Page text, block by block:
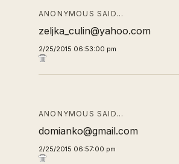
ANONYMOUS SAID…
zeljka_culin@yahoo.com
2/25/2015 06:53:00 pm
ANONYMOUS SAID…
domianko@gmail.com
2/25/2015 06:57:00 pm